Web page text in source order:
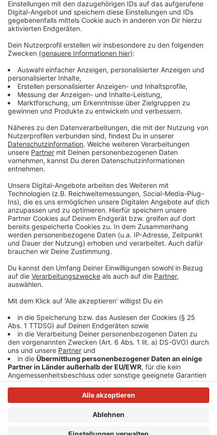
Anzeige
Vorstellen brauchen wir ihn euch nicht. Seit 2003
treibt Jürgen Bangert nun als "Elvis Eifel" seine Späße
am Telefon mit seinen Hörerinnen und Hörern im Radio.
Aber selbst seine 'Opfer' müssen am Ende mit lachen -
wenn auch nicht immer. Und weil ihr nicht genug von
ihm bekommen könnt, ist Elvis nun unter die Podcaster
gegangen. Somit steht euch Elvis rund um die Uhr zur
Verfügung. Hier bekommt Ihr außerdem den
"Directors-Cut" - die Original-Telefonate in längerer
Version. Elvis wird sich mit Kollegen und ehemaligen
"Opfern" über die Telefonate aus den letzten zwei
dabei ergangen ist und wobei er selbst mal ins
Schleudern gekommen ist. Viel Spaß beim Zuhören und
bitte nicht erschrecken, wenn dabei das Telefon
klingelt. Es muss ja nicht unbedingt Elvis Eifel dran
sein.
Anzeige
Anzeige
Anzeige